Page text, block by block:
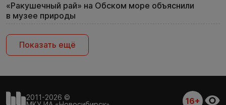
«Ракушечный рай» на Обском море объяснили
в музее природы
Показать ещё
2011-2026 ©
16+